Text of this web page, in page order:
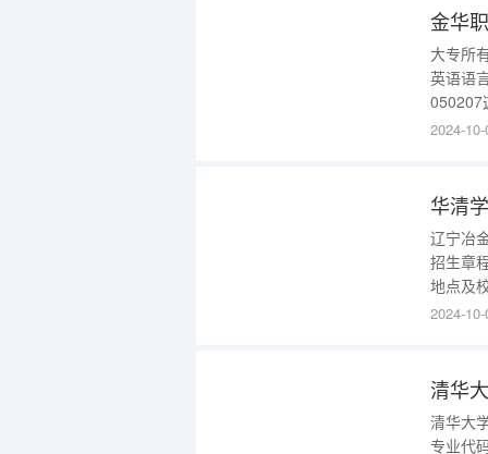
金华
大专所
英语语
050207
050201
2024-
华清
辽宁冶
招生章
地点及
（公办
2024-
清华
清华大
专业代